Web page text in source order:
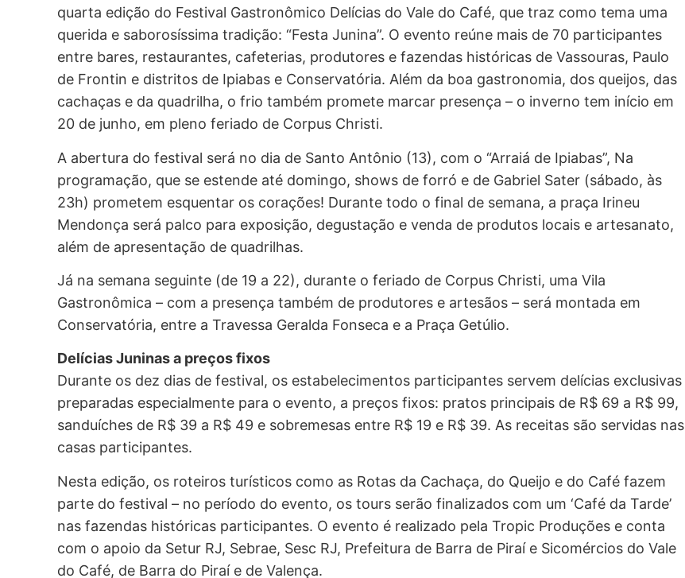
quarta edição do Festival Gastronômico Delícias do Vale do Café, que traz como tema uma
querida e saborosíssima tradição: “Festa Junina”. O evento reúne mais de 70 participantes
entre bares, restaurantes, cafeterias, produtores e fazendas históricas de Vassouras, Paulo
de Frontin e distritos de Ipiabas e Conservatória. Além da boa gastronomia, dos queijos, das
cachaças e da quadrilha, o frio também promete marcar presença – o inverno tem início em
20 de junho, em pleno feriado de Corpus Christi.
A abertura do festival será no dia de Santo Antônio (13), com o “Arraiá de Ipiabas”, Na
programação, que se estende até domingo, shows de forró e de Gabriel Sater (sábado, às
23h) prometem esquentar os corações! Durante todo o final de semana, a praça Irineu
Mendonça será palco para exposição, degustação e venda de produtos locais e artesanato,
além de apresentação de quadrilhas.
Já na semana seguinte (de 19 a 22), durante o feriado de Corpus Christi, uma Vila
Gastronômica – com a presença também de produtores e artesãos – será montada em
Conservatória, entre a Travessa Geralda Fonseca e a Praça Getúlio.
Delícias Juninas a preços fixos
Durante os dez dias de festival, os estabelecimentos participantes servem delícias exclusivas
preparadas especialmente para o evento, a preços fixos: pratos principais de R$ 69 a R$ 99,
sanduíches de R$ 39 a R$ 49 e sobremesas entre R$ 19 e R$ 39. As receitas são servidas nas
casas participantes.
Nesta edição, os roteiros turísticos como as Rotas da Cachaça, do Queijo e do Café fazem
parte do festival – no período do evento, os tours serão finalizados com um ‘Café da Tarde’
nas fazendas históricas participantes. O evento é realizado pela Tropic Produções e conta
com o apoio da Setur RJ, Sebrae, Sesc RJ, Prefeitura de Barra de Piraí e Sicomércios do Vale
do Café, de Barra do Piraí e de Valença.